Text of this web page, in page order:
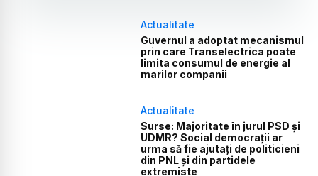
Actualitate
Guvernul a adoptat mecanismul
prin care Transelectrica poate
limita consumul de energie al
marilor companii
Actualitate
Surse: Majoritate în jurul PSD și
UDMR? Social democrații ar
urma să fie ajutați de politicieni
din PNL și din partidele
extremiste